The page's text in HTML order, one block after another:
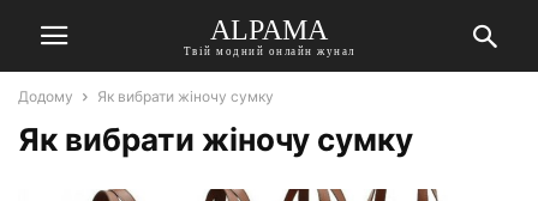
ALPAMA
Твій модний онлайн жунал
Додому Як вибрати жіночу сумку
Як вибрати жіночу сумку